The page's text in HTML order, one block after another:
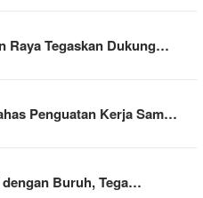
Raya Tegaskan Dukung…
Penguatan Kerja Sam…
Buruh, Tega…